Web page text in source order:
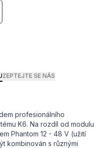
ZEPTEJTE SE NÁS
profesionálního
K6. Na rozdíl od modulu
Phantom 12 - 48 V (užití
kombinován s různými